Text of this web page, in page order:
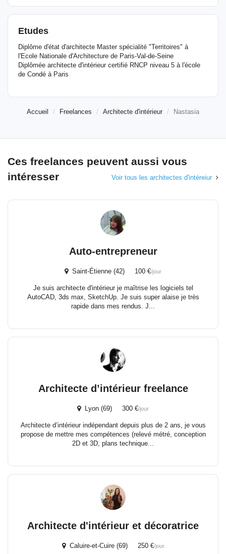
Etudes
Diplôme d'état d'architecte Master spécialité "Territoires" à
l'Ecole Nationale d'Architecture de Paris-Val-de-Seine
Diplômée architecte d'intérieur certifié RNCP niveau 5 à l'école
de Condé à Paris
Accueil Freelances Architecte d'intérieur Nastasia
Ces freelances peuvent aussi vous
intéresser
Voir tous les architectes d'intéreiur
Auto-entrepreneur
Saint-Étienne (42) 100 €/jour
Je suis architecte d'intérieur je maîtrise les logiciels tel
AutoCAD, 3ds max, SketchUp. Je suis super alaise je très
rapide dans mes rendus. J...
Architecte d’intérieur freelance
Lyon (69) 300 €/jour
Architecte d’intérieur indépendant depuis plus de 2 ans, je vous
propose de mettre mes compétences (relevé métré, conception
2D et 3D, plans technique...
Architecte d'intérieur et décoratrice
Caluire-et-Cuire (69) 250 €/jour